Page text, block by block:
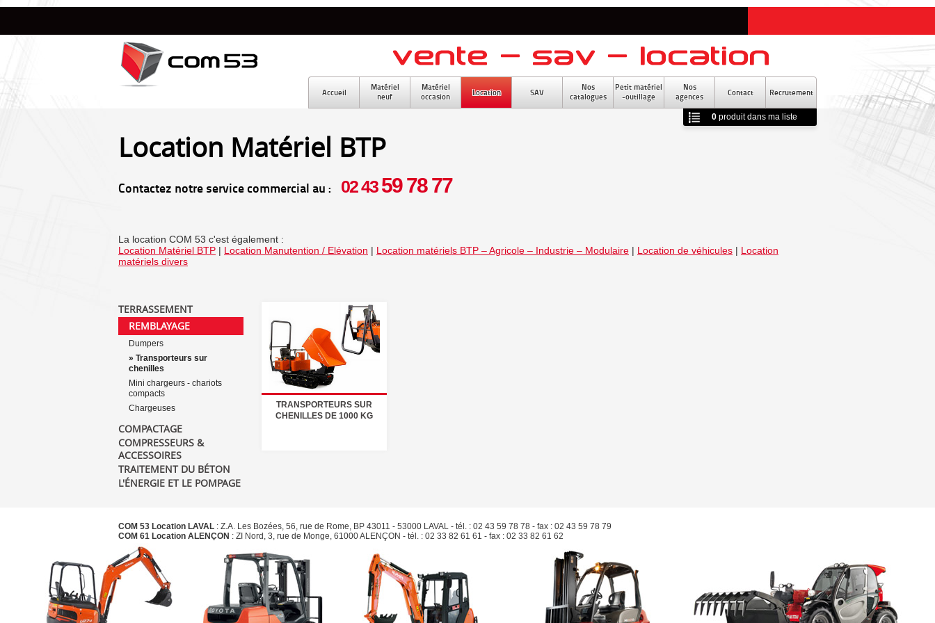
Location Matériel BTP
Contactez notre service commercial au : 02 4359 78 77
La location COM 53 c'est également :
Location Matériel BTP | Location Manutention / Elévation | Location matériels BTP – Agricole – Industrie – Modulaire | Location de véhicules | Location
matériels divers
TERRASSEMENT
REMBLAYAGE
Dumpers
» Transporteurs sur
chenilles
Mini chargeurs - chariots
compacts
Chargeuses
COMPACTAGE
COMPRESSEURS &
ACCESSOIRES
TRAITEMENT DU BÉTON
L'ÉNERGIE ET LE POMPAGE
TRANSPORTEURS SUR
CHENILLES DE 1000 KG
0produitdans ma liste
COM 53 Location LAVAL : Z.A. Les Bozées, 56, rue de Rome, BP 43011 - 53000 LAVAL - tél. : 02 43 59 78 78 - fax : 02 43 59 78 79
COM 61 Location ALENÇON : ZI Nord, 3, rue de Monge, 61000 ALENÇON - tél. : 02 33 82 61 61 - fax : 02 33 82 61 62
Accueil
Matériel
neuf
Matériel
occasion
Location SAV
Nos
catalogues
Petit matériel
-outillage
Nos
agences
Contact Recrutement